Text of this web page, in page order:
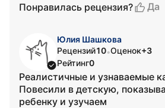
Понравилась рецензия?
Да
Юлия Шашкова
Рецензий10•Оценок+3
Рейтинг0
Реалистичные и узнаваемые
Повесили в детскую,
ребенку и узучаем